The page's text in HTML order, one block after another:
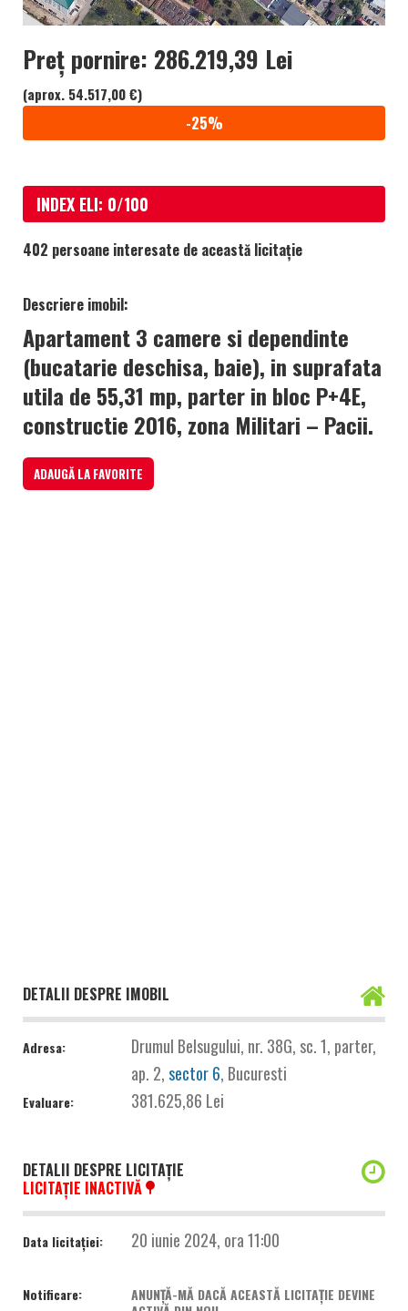
Preț pornire: 286.219,39 Lei
(aprox. 54.517,00 €)
-25%
INDEX ELI: 0/100
402 persoane interesate de această licitație
Descriere imobil:
Apartament 3 camere si dependinte
(bucatarie deschisa, baie), in suprafata
utila de 55,31 mp, parter in bloc P+4E,
constructie 2016, zona Militari – Pacii.
ADAUGĂ LA FAVORITE
DETALII DESPRE IMOBIL
Adresa:
Drumul Belsugului, nr. 38G, sc. 1, parter,
ap. 2,sector 6, Bucuresti
Evaluare: 381.625,86 Lei
DETALII DESPRE LICITAȚIE
LICITAȚIE INACTIVĂ
Data licitației: 20 iunie 2024, ora 11:00
Notificare:
ANUNȚĂ-MĂ DACĂ ACEASTĂ LICITAȚIE DEVINE